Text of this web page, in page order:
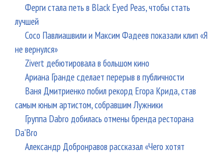
Ферги стала петь в Black Eyed Peas, чтобы стать
лучшей
Сосо Павлиашвили и Максим Фадеев показали клип «Я
не вернулся»
Zivert дебютировала в большом кино
Ариана Гранде сделает перерыв в публичности
Ваня Дмитриенко побил рекорд Егора Крида, став
самым юным артистом, собравшим Лужники
Группа Dabro добилась отмены бренда ресторана
Da'Bro
Александр Добронравов рассказал «Чего хотят